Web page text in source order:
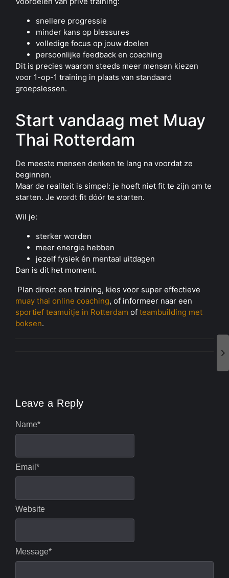
snellere progressie
minder kans op blessures
volledige focus op jouw doelen
persoonlijke feedback en coaching
Dit is precies waarom steeds meer mensen kiezen
voor 1-op-1 training in plaats van standaard
groepslessen.
Start vandaag met Muay
Thai Rotterdam
De meeste mensen denken te lang na voordat ze
beginnen.
Maar de realiteit is simpel: je hoeft niet fit te zijn om te
starten. Je wordt fit dóór te starten.
Wil je:
sterker worden
meer energie hebben
jezelf fysiek én mentaal uitdagen
Dan is dit het moment.
Plan direct een training, kies voor super effectieve
muay thai online coaching, of informeer naar een
sportief teamuitje in Rotterdam of teambuilding met
boksen.
Leave a Reply
Message*
Name*
Email *
Website